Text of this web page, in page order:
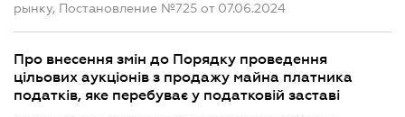
рынку, Постановление №725 от 07.06.2024
Про внесення змін до Порядку проведення
цільових аукціонів з продажу майна платника
податків, яке перебуває у податковій заставі